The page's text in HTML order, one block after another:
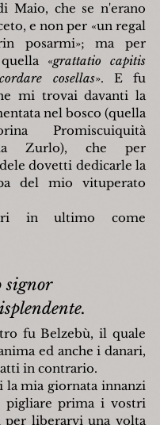
Maio, che se n'erano
e non per «un regal
posarmi»; ma per
«grattatio capitis
cosellas». E fu
mi trovai davanti la
nel bosco (quella
Promiscuiquità
Zurlo), che per
dovetti dedicarle la
del mio vituperato
in ultimo come
signor
fu Belzebù, il quale
ed anche i danari,
in contrario.
la mia giornata innanzi
pigliare prima i vostri
per liberarvi una volta